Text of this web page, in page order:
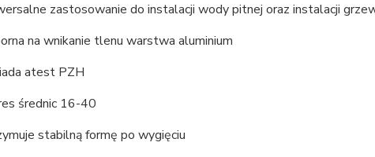
zastosowanie do instalacji wody pitnej oraz instalacji
na wnikanie tlenu warstwa aluminium
atest PZH
średnic 16-40
stabilną formę po wygięciu